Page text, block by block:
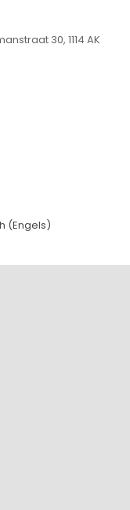
30, 1114 AK
(Engels)